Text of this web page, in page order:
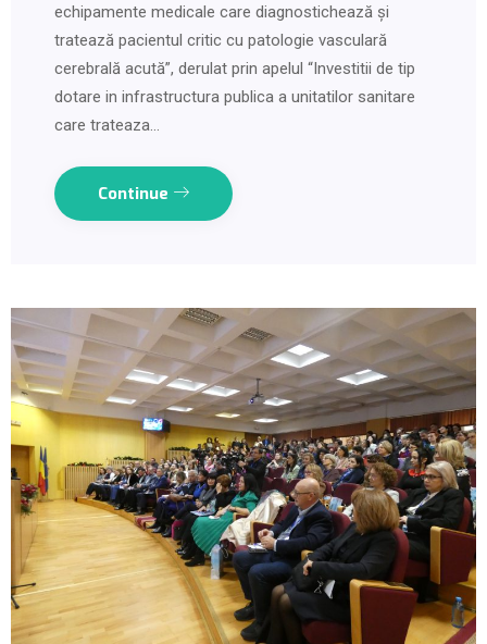
echipamente medicale care diagnostichează și
tratează pacientul critic cu patologie vasculară
cerebrală acută”, derulat prin apelul “Investitii de tip
dotare in infrastructura publica a unitatilor sanitare
care trateaza…
Continue